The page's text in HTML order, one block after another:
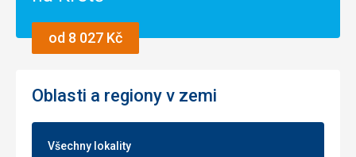
od 8 027 Kč
Oblasti a regiony v zemi
Všechny lokality